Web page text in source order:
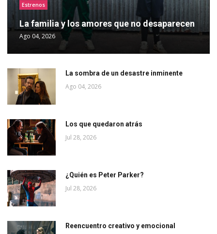
Estrenos
La familia y los amores que no desaparecen
Ago 04, 2026
La sombra de un desastre inminente
Ago 04, 2026
Los que quedaron atrás
Jul 28, 2026
¿Quién es Peter Parker?
Jul 28, 2026
Reencuentro creativo y emocional